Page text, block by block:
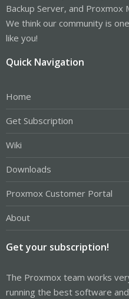
Backup Server, and Proxmox
We think our community is
like you!
Quick Navigation
Home
Get Subscription
Wiki
Downloads
Proxmox Customer Portal
About
Get your subscription!
The Proxmox team works
running the best software